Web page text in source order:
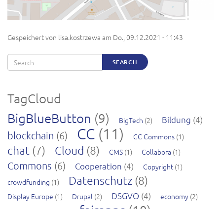
Gespeichert von lisa.kostrzewa am Do., 09.12.2021 - 11:43
Search SEARCH
TagCloud
BigBlueButton (9) BigTech (2) Bildung (4)
blockchain (6) CC (11) CC Commons (1)
chat (7) Cloud (8) CMS (1) Collabora (1)
Commons (6) Cooperation (4) Copyright(1)
crowdfunding (1) Datenschutz (8)
Display Europe (1) Drupal (2) DSGVO (4) economy (2)